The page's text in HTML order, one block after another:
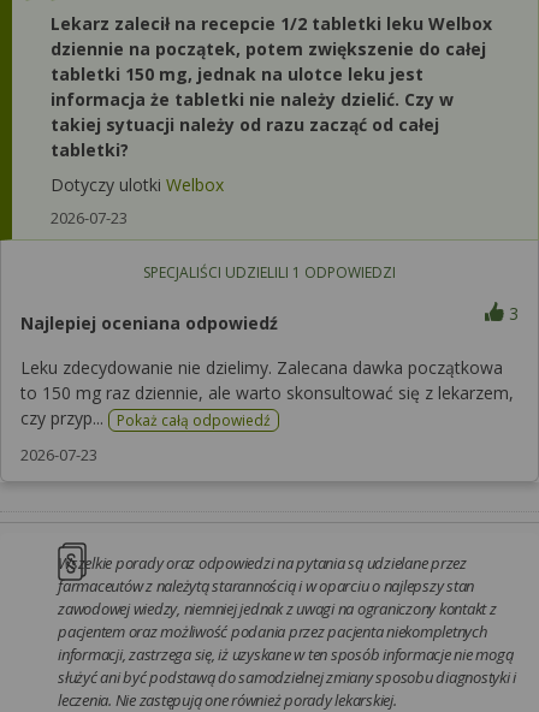
Lekarz zalecił na recepcie 1/2 tabletki leku Welbox
dziennie na początek, potem zwiększenie do całej
tabletki 150 mg, jednak na ulotce leku jest
informacja że tabletki nie należy dzielić. Czy w
takiej sytuacji należy od razu zacząć od całej
tabletki?
Dotyczy ulotki Welbox
2026-07-23
SPECJALIŚCI UDZIELILI 1 ODPOWIEDZI
Najlepiej oceniana odpowiedź 3
Leku zdecydowanie nie dzielimy. Zalecana dawka początkowa
to 150 mg raz dziennie, ale warto skonsultować się z lekarzem,
czy przyp...
Pokaż całą odpowiedź
2026-07-23
Wszelkie porady oraz odpowiedzi na pytania są udzielane przez
farmaceutów z należytą starannością i w oparciu o najlepszy stan
zawodowej wiedzy, niemniej jednak z uwagi na ograniczony kontakt z
pacjentem oraz możliwość podania przez pacjenta niekompletnych
informacji, zastrzega się, iż uzyskane w ten sposób informacje nie mogą
służyć ani być podstawą do samodzielnej zmiany sposobu diagnostyki i
leczenia. Nie zastępują one również porady lekarskiej.